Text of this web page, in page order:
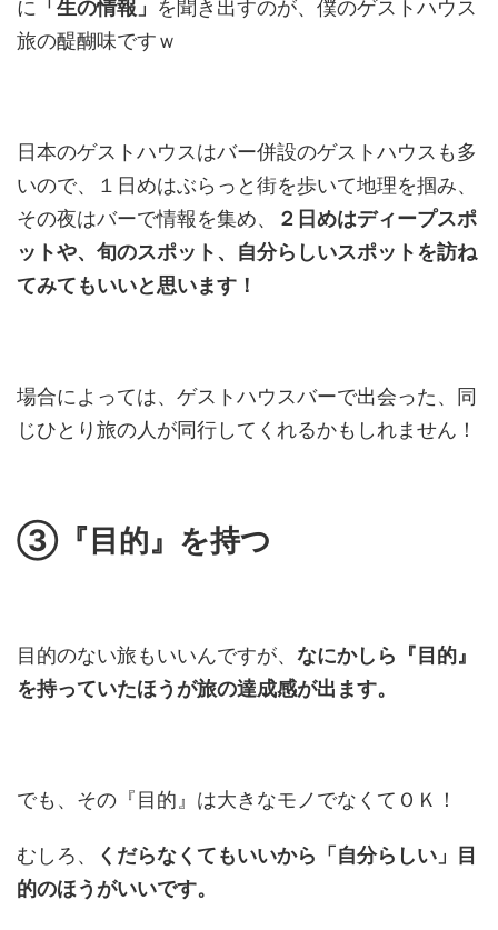
に 「生の情報」 を聞き出すのが、僕のゲストハウス
旅の醍醐味ですｗ
日本のゲストハウスはバー併設のゲストハウスも多
いので、１日めはぶらっと街を歩いて地理を掴み、
その夜はバーで情報を集め、
２日めはディープスポ
ットや、旬のスポット、自分らしいスポットを訪ね
てみてもいいと思います！
場合によっては、ゲストハウスバーで出会った、同
じひとり旅の人が同行してくれるかもしれません！
③『目的』を持つ
目的のない旅もいいんですが、 なにかしら『目的』
を持っていたほうが旅の達成感が出ます。
でも、その『目的』は大きなモノでなくてＯＫ！
むしろ、
くだらなくてもいいから「自分らしい」目
的のほうがいいです。